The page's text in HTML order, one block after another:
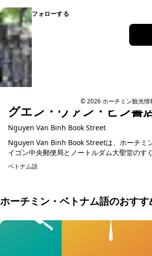
フォローする
© 2026 ホーチミン観光情
グエン・ヴァン・ビン書
Nguyen Van Binh Book Street
Nguyen Van Binh Book Streetは、ホーチミ
イゴン中央郵便局とノートルダム大聖堂のす
りです。約100メートルほどの通りに書店や出
ベトナム語
ホーチミン・ベトナム語のおすす